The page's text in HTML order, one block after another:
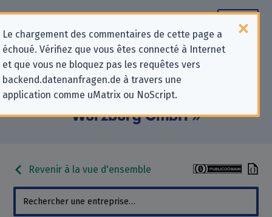
Le chargement des commentaires de cette page a
échoué. Vérifiez que vous êtes connecté à Internet
et que vous ne bloquez pas les requêtes vers
backend.datenanfragen.de à travers une
application comme uMatrix ou NoScript.
Informations de contact pour les
demandes relatives à la protection
de la vie privée pour « Garmin
Würzburg GmbH »
Revenir à la vue d'ensemble